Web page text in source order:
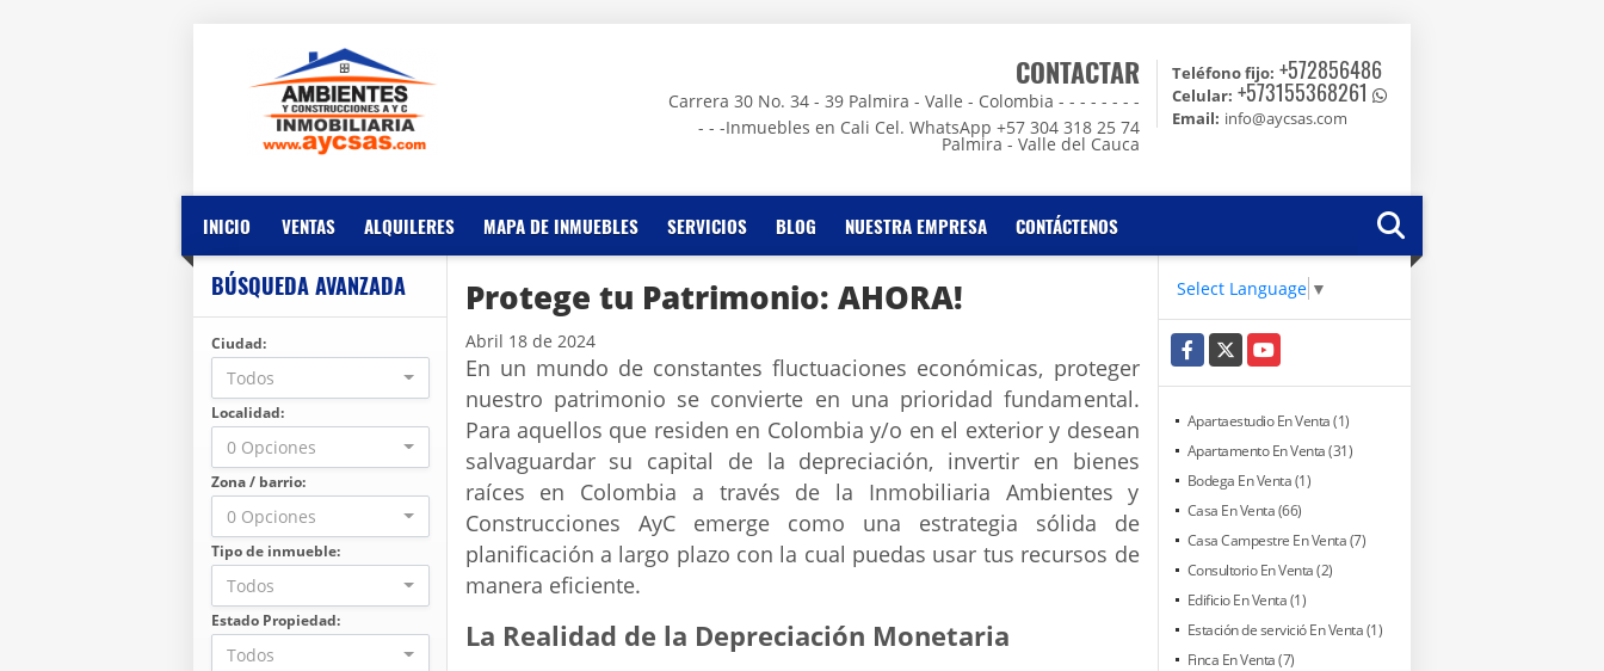
CONTACTAR
Carrera 30 No. 34 - 39 Palmira - Valle - Colombia - - - - - - - -
- - -Inmuebles en Cali Cel. WhatsApp +57 304 318 25 74
Palmira - Valle del Cauca
Teléfono fijo: +572856486
Celular: +573155368261
Email: info@aycsas.com
INICIO VENTAS ALQUILERES MAPA DE INMUEBLES SERVICIOS BLOG NUESTRA EMPRESA CONTÁCTENOS
BÚSQUEDA AVANZADA
Ciudad:
Todos
Localidad:
0 Opciones
Zona / barrio:
0 Opciones
Tipo de inmueble:
Todos
Estado Propiedad:
Todos
Protege tu Patrimonio: AHORA!
Abril 18 de 2024
En un mundo de constantes fluctuaciones económicas, proteger
nuestro patrimonio se convierte en una prioridad fundamental.
Para aquellos que residen en Colombia y/o en el exterior y desean
salvaguardar su capital de la depreciación, invertir en bienes
raíces en Colombia a través de la Inmobiliaria Ambientes y
Construcciones AyC emerge como una estrategia sólida de
planificación a largo plazo con la cual puedas usar tus recursos de
manera eficiente.
La Realidad de la Depreciación Monetaria
Select Language ▼
Facebook
X YouTube
Apartaestudio En Venta (1)
Apartamento En Venta (31)
Bodega En Venta (1)
Casa En Venta (66)
Casa Campestre En Venta (7)
Consultorio En Venta (2)
Edificio En Venta (1)
Estación de servició En Venta (1)
Finca En Venta (7)